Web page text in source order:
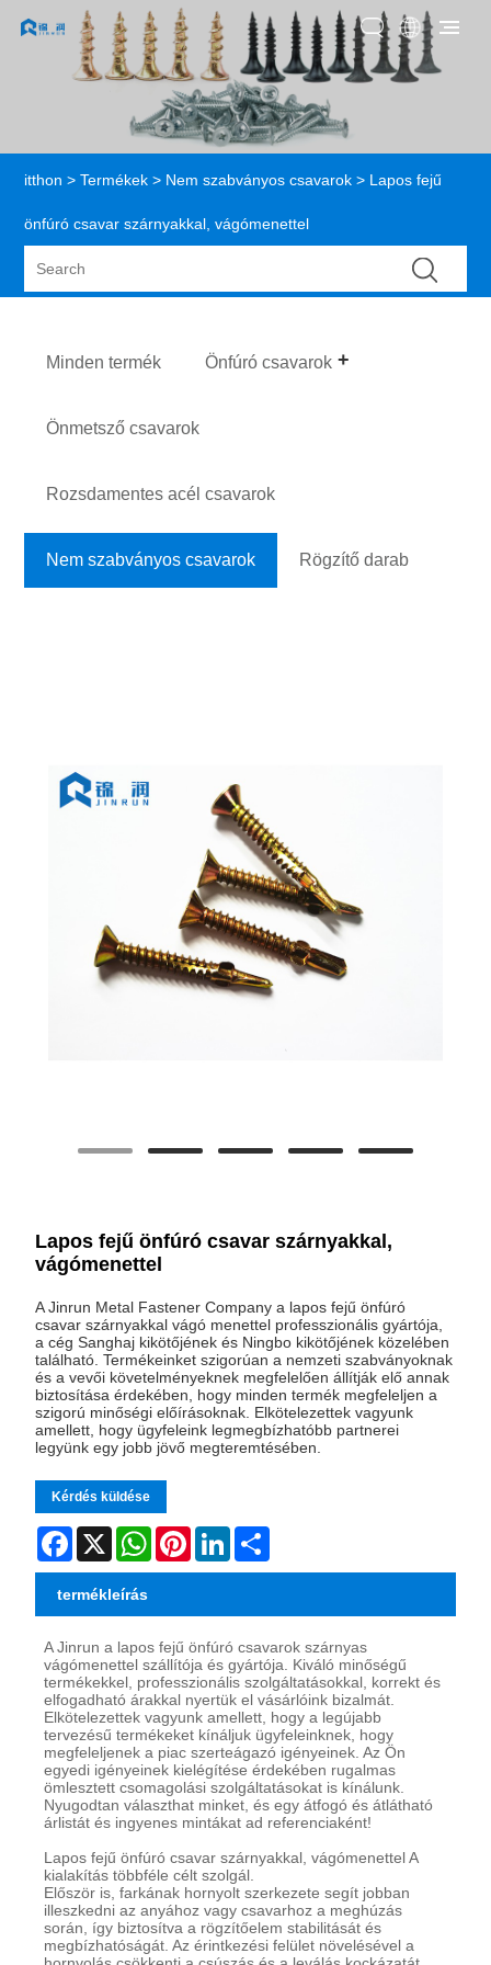
itthon > Termékek > Nem szabványos csavarok > Lapos fejű
önfúró csavar szárnyakkal, vágómenettel
Minden termék Önfúró csavarok
Önmetsző csavarok
Rozsdamentes acél csavarok
Nem szabványos csavarok Rögzítő darab
Lapos fejű önfúró csavar szárnyakkal,
vágómenettel
A Jinrun Metal Fastener Company a lapos fejű önfúró
csavar szárnyakkal vágó menettel professzionális gyártója,
a cég Sanghaj kikötőjének és Ningbo kikötőjének közelében
található. Termékeinket szigorúan a nemzeti szabványoknak
és a vevői követelményeknek megfelelően állítják elő annak
biztosítása érdekében, hogy minden termék megfeleljen a
szigorú minőségi előírásoknak. Elkötelezettek vagyunk
amellett, hogy ügyfeleink legmegbízhatóbb partnerei
legyünk egy jobb jövő megteremtésében.
Kérdés küldése
Facebook
X WhatsAppPinterestLinkedIn
termékleírás
A Jinrun a lapos fejű önfúró csavarok szárnyas
vágómenettel szállítója és gyártója. Kiváló minőségű
termékekkel, professzionális szolgáltatásokkal, korrekt és
elfogadható árakkal nyertük el vásárlóink ​​bizalmát.
Elkötelezettek vagyunk amellett, hogy a legújabb
tervezésű termékeket kínáljuk ügyfeleinknek, hogy
megfeleljenek a piac szerteágazó igényeinek. Az Ön
egyedi igényeinek kielégítése érdekében rugalmas
ömlesztett csomagolási szolgáltatásokat is kínálunk.
Nyugodtan választhat minket, és egy átfogó és átlátható
árlistát és ingyenes mintákat ad referenciaként!
Lapos fejű önfúró csavar szárnyakkal, vágómenettel A
kialakítás többféle célt szolgál.
Először is, farkának hornyolt szerkezete segít jobban
illeszkedni az anyához vagy csavarhoz a meghúzás
során, így biztosítva a rögzítőelem stabilitását és
megbízhatóságát. Az érintkezési felület növelésével a